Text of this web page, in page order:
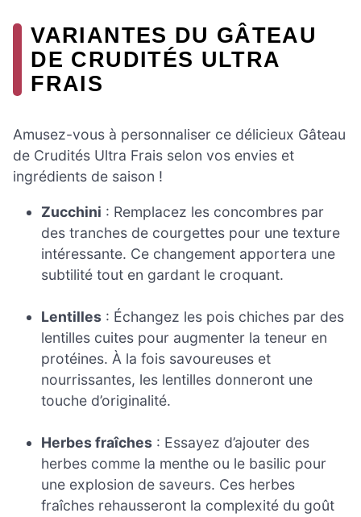
VARIANTES DU GÂTEAU
DE CRUDITÉS ULTRA
FRAIS
Amusez-vous à personnaliser ce délicieux Gâteau
de Crudités Ultra Frais selon vos envies et
ingrédients de saison !
Zucchini : Remplacez les concombres par
des tranches de courgettes pour une texture
intéressante. Ce changement apportera une
subtilité tout en gardant le croquant.
Lentilles : Échangez les pois chiches par des
lentilles cuites pour augmenter la teneur en
protéines. À la fois savoureuses et
nourrissantes, les lentilles donneront une
touche d’originalité.
Herbes fraîches : Essayez d’ajouter des
herbes comme la menthe ou le basilic pour
une explosion de saveurs. Ces herbes
fraîches rehausseront la complexité du goût